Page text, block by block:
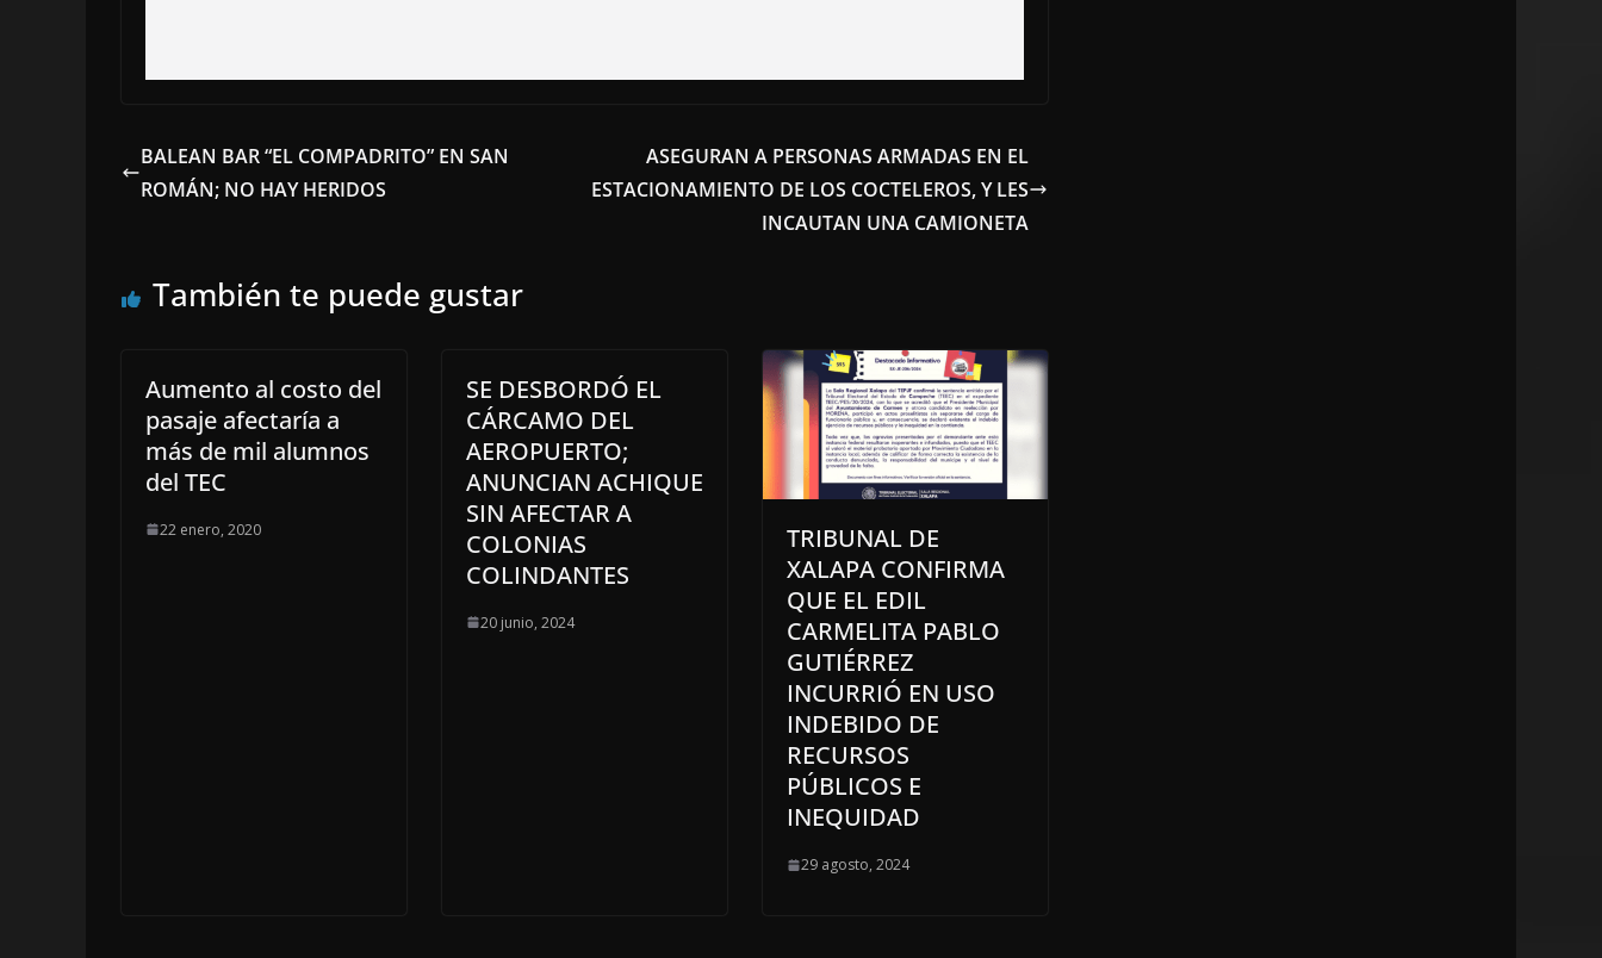
BALEAN BAR “EL COMPADRITO” EN SAN
ROMÁN; NO HAY HERIDOS
ASEGURAN A PERSONAS ARMADAS EN EL
ESTACIONAMIENTO DE LOS COCTELEROS, Y LES
INCAUTAN UNA CAMIONETA
También te puede gustar
Aumento al costo del
pasaje afectaría a
más de mil alumnos
del TEC
22 enero, 2020
SE DESBORDÓ EL
CÁRCAMO DEL
AEROPUERTO;
ANUNCIAN ACHIQUE
SIN AFECTAR A
COLONIAS
COLINDANTES
20 junio, 2024
TRIBUNAL DE
XALAPA CONFIRMA
QUE EL EDIL
CARMELITA PABLO
GUTIÉRREZ
INCURRIÓ EN USO
INDEBIDO DE
RECURSOS
PÚBLICOS E
INEQUIDAD
29 agosto, 2024